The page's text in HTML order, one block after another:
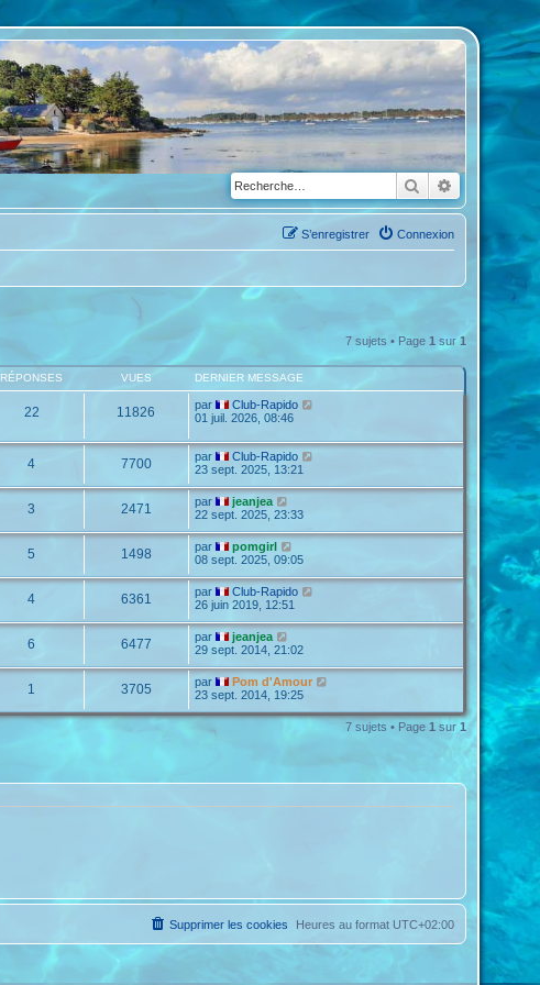
Rechercher
Connexion
S’enregistrer
7 sujets • Page 1 sur1
RÉPONSES VUES DERNIER MESSAGE
22 11826 par
Club-Rapido
01 juil. 2026, 08:46
4 7700 par
Club-Rapido
23 sept. 2025, 13:21
3 2471 par
jeanjea
22 sept. 2025, 23:33
5 1498 par
pomgirl
08 sept. 2025, 09:05
4 6361 par
Club-Rapido
26 juin 2019, 12:51
6 6477 par
jeanjea
29 sept. 2014, 21:02
1 3705 par
Pom d'Amour
23 sept. 2014, 19:25
7 sujets • Page 1 sur 1
Heures au format UTC+02:00
Supprimer les cookies